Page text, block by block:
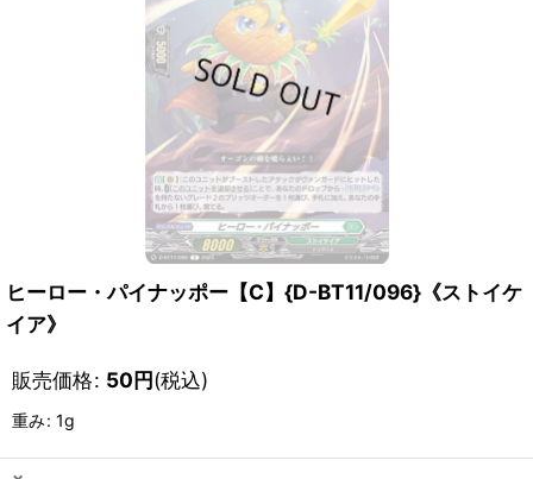
ヒーロー・パイナッポー【C】{D-BT11/096}《ストイケ
イア》
販売価格: 50円(税込)
重み: 1g